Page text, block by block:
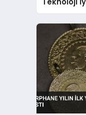
Piyasaları